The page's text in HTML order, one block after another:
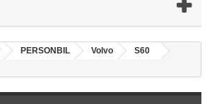
PERSONBIL Volvo
S60